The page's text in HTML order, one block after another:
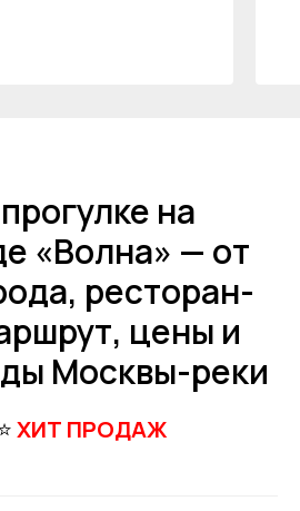
на
«Волна» — от
ресторан-
цены и
Москвы-реки
ХИТ ПРОДАЖ